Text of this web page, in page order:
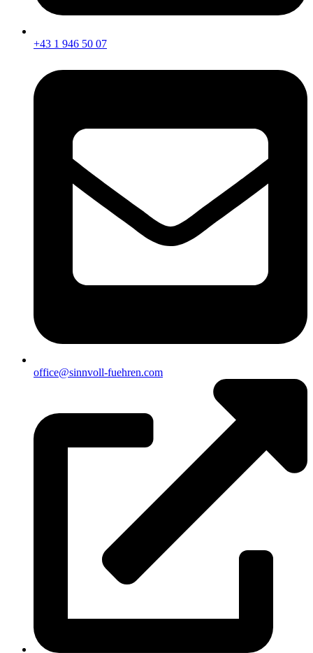
+43 1 946 50 07
office@sinnvoll-fuehren.com